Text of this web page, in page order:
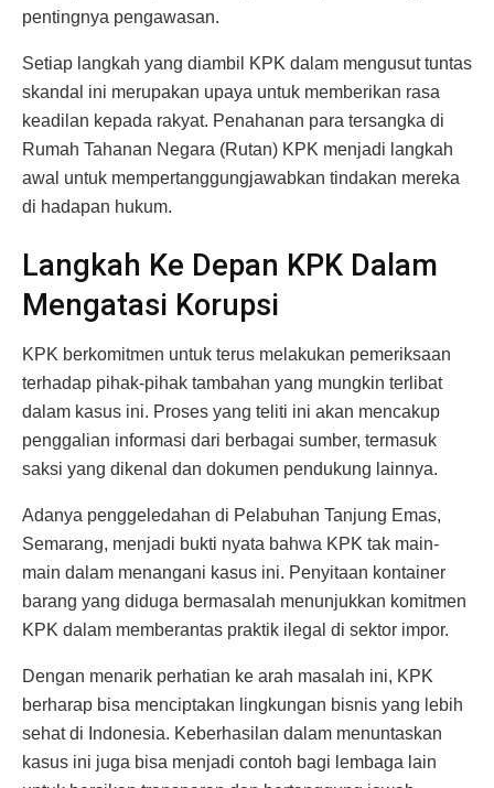
pentingnya pengawasan.
Setiap langkah yang diambil KPK dalam mengusut tuntas
skandal ini merupakan upaya untuk memberikan rasa
keadilan kepada rakyat. Penahanan para tersangka di
Rumah Tahanan Negara (Rutan) KPK menjadi langkah
awal untuk mempertanggungjawabkan tindakan mereka
di hadapan hukum.
Langkah Ke Depan KPK Dalam
Mengatasi Korupsi
KPK berkomitmen untuk terus melakukan pemeriksaan
terhadap pihak-pihak tambahan yang mungkin terlibat
dalam kasus ini. Proses yang teliti ini akan mencakup
penggalian informasi dari berbagai sumber, termasuk
saksi yang dikenal dan dokumen pendukung lainnya.
Adanya penggeledahan di Pelabuhan Tanjung Emas,
Semarang, menjadi bukti nyata bahwa KPK tak main-
main dalam menangani kasus ini. Penyitaan kontainer
barang yang diduga bermasalah menunjukkan komitmen
KPK dalam memberantas praktik ilegal di sektor impor.
Dengan menarik perhatian ke arah masalah ini, KPK
berharap bisa menciptakan lingkungan bisnis yang lebih
sehat di Indonesia. Keberhasilan dalam menuntaskan
kasus ini juga bisa menjadi contoh bagi lembaga lain